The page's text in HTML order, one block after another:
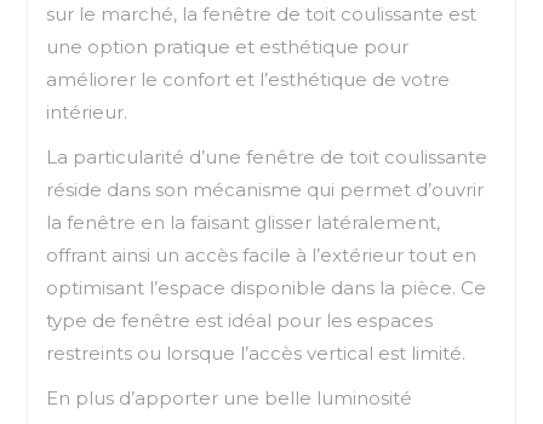
sur le marché, la fenêtre de toit coulissante est
une option pratique et esthétique pour
améliorer le confort et l’esthétique de votre
intérieur.
La particularité d’une fenêtre de toit coulissante
réside dans son mécanisme qui permet d’ouvrir
la fenêtre en la faisant glisser latéralement,
offrant ainsi un accès facile à l’extérieur tout en
optimisant l’espace disponible dans la pièce. Ce
type de fenêtre est idéal pour les espaces
restreints ou lorsque l’accès vertical est limité.
En plus d’apporter une belle luminosité